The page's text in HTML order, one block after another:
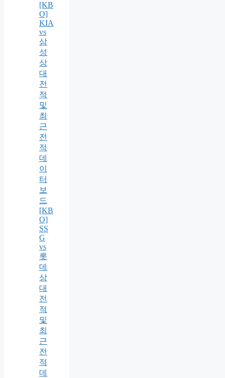
[KB
O]
KIA
vs
삼
성
상
대
전
적
및
최
근
전
적
데
이
터
보
드
[KB
O]
SS
G
vs
롯
데
상
대
전
적
및
최
근
전
적
데